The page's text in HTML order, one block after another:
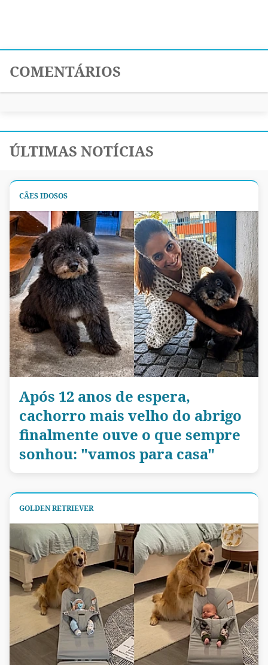
COMENTÁRIOS
ÚLTIMAS NOTÍCIAS
CÃES IDOSOS
Após 12 anos de espera,
cachorro mais velho do abrigo
finalmente ouve o que sempre
sonhou: "vamos para casa"
GOLDEN RETRIEVER